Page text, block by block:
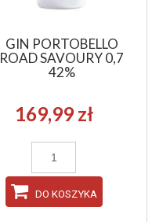
GIN PORTOBELLO
ROAD SAVOURY 0,7
42%
169,99 zł
DO KOSZYKA